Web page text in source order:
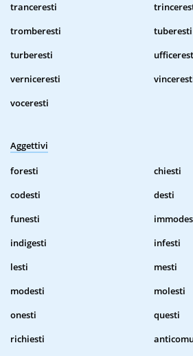
tranceresti
tromberesti
tuberesti
turberesti
verniceresti
voceresti
Aggettivi
foresti
chiesti
codesti
desti
funesti
indigesti
infesti
lesti
mesti
modesti
molesti
onesti
questi
richiesti